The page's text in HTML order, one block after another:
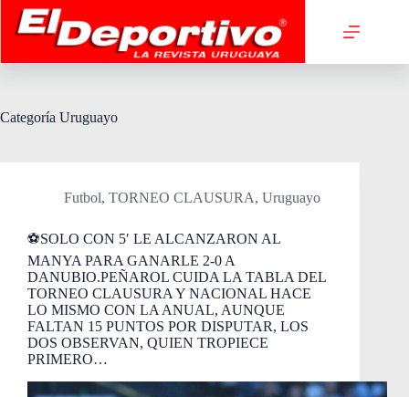
Saltar
contenido
Categoría Uruguayo
Futbol, TORNEO CLAUSURA, Uruguayo
⚽SOLO CON 5′ LE ALCANZARON AL
MANYA PARA GANARLE 2-0 A
DANUBIO.PEÑAROL CUIDA LA TABLA DEL
TORNEO CLAUSURA Y NACIONAL HACE
LO MISMO CON LA ANUAL, AUNQUE
FALTAN 15 PUNTOS POR DISPUTAR, LOS
DOS OBSERVAN, QUIEN TROPIECE
PRIMERO…